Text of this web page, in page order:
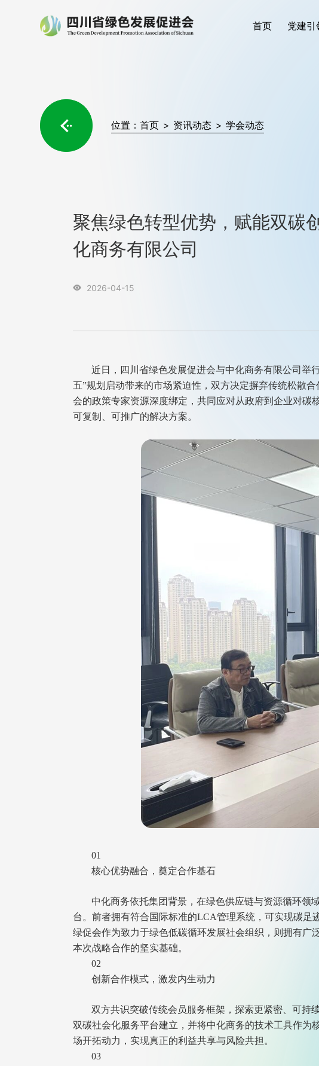
首页 党建引
 位置：首页 > 资讯动态 > 学会动态
聚焦绿色转型优势，赋能双
化商务有限公司
 2026-04-15
近日，四川省绿色发展促进会与中化商务有限公司举
五”规划启动带来的市场紧迫性，双方决定摒弃传统松散
会的政策专家资源深度绑定，共同应对从政府到企业对
可复制、可推广的解决方案。
01
核心优势融合，奠定合作基石
中化商务依托集团背景，在绿色供应链与资源循环领
台。前者拥有符合国际标准的LCA管理系统，可实现碳足
绿促会作为致力于绿色低碳循环发展社会组织，则拥有广
本次战略合作的坚实基础。
02
创新合作模式，激发内生动力
双方共识突破传统会员服务框架，探索更紧密、可持
双碳社会化服务平台建立，并将中化商务的技术工具作
场开拓动力，实现真正的利益共享与风险共担。
03